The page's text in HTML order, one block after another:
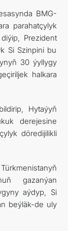
BMG-
parahatçylyk
Prezident
Si Szinpini bu
30 ýyllygy
halkara
Hytaýyň
derejesine
döredijilikli
gazanýan
aýdyp, Si
beýläk-de uly